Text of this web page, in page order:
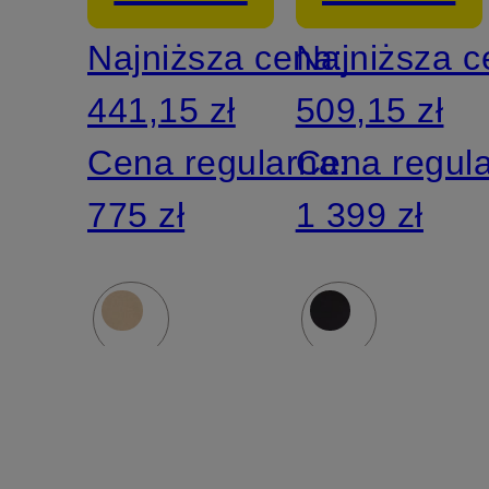
Najniższa cena:
441,15 zł
Cena regularna:
775 zł
Najniższa
509,15 zł
Cena
1 399 zł